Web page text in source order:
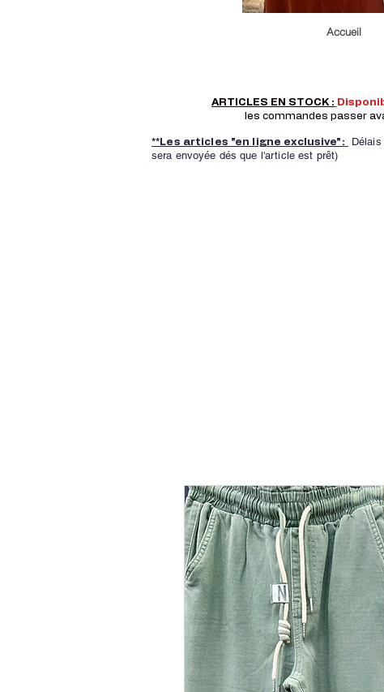
Accueil
ARTICLES EN STOCK :
les commandes passer
**Les articles "en ligne exclusive":
sera envoyée dés que l'article est prêt)